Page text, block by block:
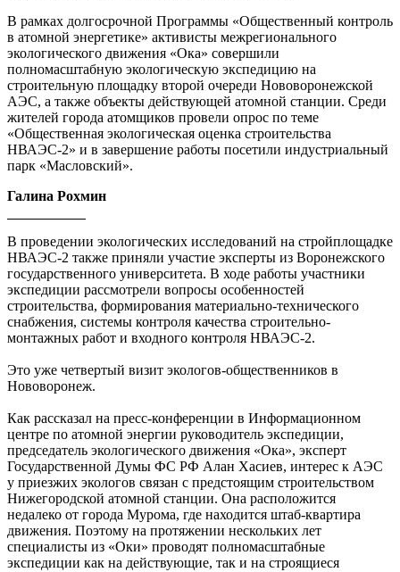
В рамках долгосрочной Программы «Общественный контроль
в атомной энергетике» активисты межрегионального
экологического движения «Ока» совершили
полномасштабную экологическую экспедицию на
строительную площадку второй очереди Нововоронежской
АЭС, а также объекты действующей атомной станции. Среди
жителей города атомщиков провели опрос по теме
«Общественная экологическая оценка строительства
НВАЭС-2» и в завершение работы посетили индустриальный
парк «Масловский».
Галина Рохмин
В проведении экологических исследований на стройплощадке
НВАЭС-2 также приняли участие эксперты из Воронежского
государственного университета. В ходе работы участники
экспедиции рассмотрели вопросы особенностей
строительства, формирования материально-технического
снабжения, системы контроля качества строительно-
монтажных работ и входного контроля НВАЭС-2.
Это уже четвертый визит экологов-общественников в
Нововоронеж.
Как рассказал на пресс-конференции в Информационном
центре по атомной энергии руководитель экспедиции,
председатель экологического движения «Ока», эксперт
Государственной Думы ФС РФ Алан Хасиев, интерес к АЭС
у приезжих экологов связан с предстоящим строительством
Нижегородской атомной станции. Она расположится
недалеко от города Мурома, где находится штаб-квартира
движения. Поэтому на протяжении нескольких лет
специалисты из «Оки» проводят полномасштабные
экспедиции как на действующие, так и на строящиеся